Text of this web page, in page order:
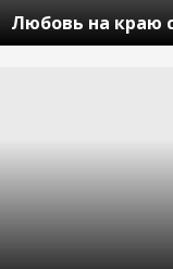
Любовь на краю